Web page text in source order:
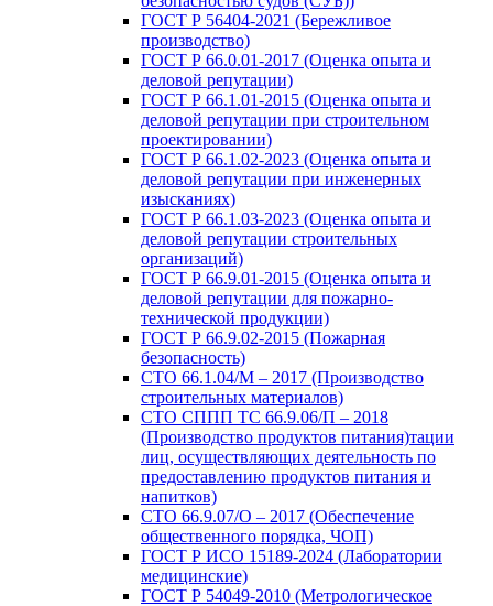
ГОСТ Р 56404-2021 (Бережливое
производство)
ГОСТ Р 66.0.01-2017 (Оценка опыта и
деловой репутации)
ГОСТ Р 66.1.01-2015 (Оценка опыта и
деловой репутации при строительном
проектировании)
ГОСТ Р 66.1.02-2023 (Оценка опыта и
деловой репутации при инженерных
изысканиях)
ГОСТ Р 66.1.03-2023 (Оценка опыта и
деловой репутации строительных
организаций)
ГОСТ Р 66.9.01-2015 (Оценка опыта и
деловой репутации для пожарно-
технической продукции)
ГОСТ Р 66.9.02-2015 (Пожарная
безопасность)
СТО 66.1.04/М – 2017 (Производство
строительных материалов)
СТО СППП ТС 66.9.06/П – 2018
(Производство продуктов питания)тации
лиц, осуществляющих деятельность по
предоставлению продуктов питания и
напитков)
СТО 66.9.07/О – 2017 (Обеспечение
общественного порядка, ЧОП)
ГОСТ Р ИСО 15189-2024 (Лаборатории
медицинские)
ГОСТ Р 54049-2010 (Метрологическое